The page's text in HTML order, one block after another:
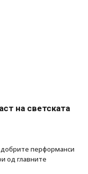
на светската
перформанси
од главните